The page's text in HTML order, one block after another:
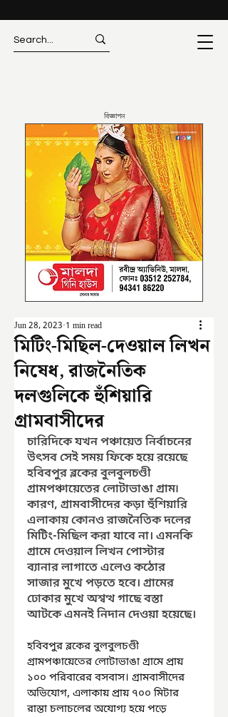
বিজ্ঞাপন
মিটিং-মিছিল-দেওয়াল লিখন
নিষেধ, রাজনৈতিক
দলগুলিকে হুঁশিয়ারি
গ্রামবাসীদের
Jun 28, 2023 1 min read
চারিদিকে যখন পঞ্চায়েত নির্বাচনের
উৎসব সেই সময় ফিকে হয়ে রয়েছে
হবিবপুর ব্লকের বুলবুলচণ্ডী
গ্রামপঞ্চায়েতের লোটাভাঙা গ্রাম৷
কারণ, গ্রামবাসীদের কড়া হুঁশিয়ারি
এলাকায় কোনও রাজনৈতিক দলের
মিটিং-মিছিল করা যাবে না। এমনকি
গ্রামে দেওয়াল লিখন পোস্টার
ব্যানার লাগাতে এলেও কঠোর
সাজার মুখে পড়তে হবে। গ্রামের
ঢোকার মুখে অশ্বত্থ গাছে বস্তা
আটকে এমনই নিদান দেওয়া হয়েছে।
হবিবপুর ব্লকের বুলবুলচণ্ডী
গ্রামপঞ্চায়েতের লোটাভাঙা গ্রামে প্রায়
১০০ পরিবারের বসবাস। গ্রামবাসীদের
অভিযোগ, এলাকায় প্রায় ৭০০ মিটার
রাস্তা চলাচলের অযোগ্য হয়ে পড়ে